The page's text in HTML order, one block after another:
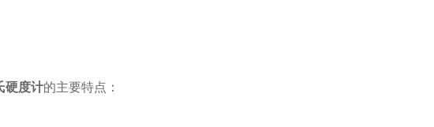
硬度计的主要特点：